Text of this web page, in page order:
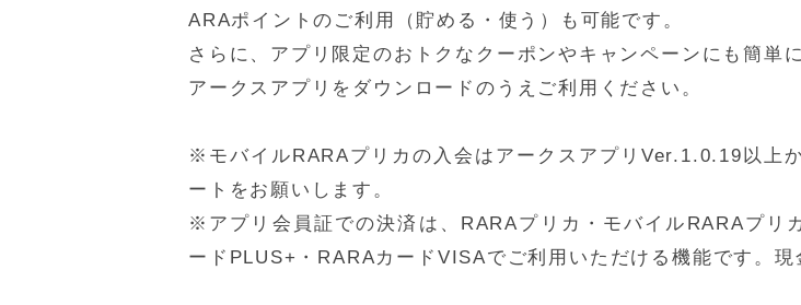
ARAポイントのご利用（貯める・使う）も可能です。
さらに、アプリ限定のおトクなクーポンやキャンペーンにも簡単
アークスアプリをダウンロードのうえご利用ください。
※モバイルRARAプリカの入会はアークスアプリVer.1.0.19以上
ートをお願いします。
※アプリ会員証での決済は、RARAプリカ・モバイルRARAプリ
ードPLUS+・RARAカードVISAでご利用いただける機能です。現